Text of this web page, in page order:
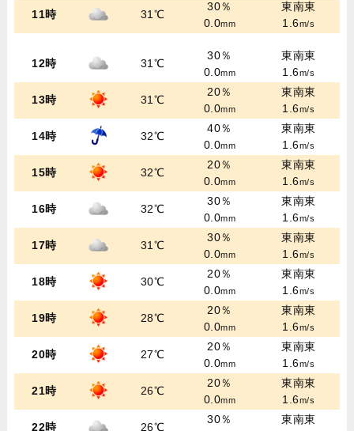
11時 31℃
30％
0.0mm
東南東
1.6m/s
12時 31℃
30％
0.0mm
東南東
1.6m/s
13時 31℃
20％
0.0mm
東南東
1.6m/s
14時 32℃
40％
0.0mm
東南東
1.6m/s
15時 32℃
20％
0.0mm
東南東
1.6m/s
16時 32℃
30％
0.0mm
東南東
1.6m/s
17時 31℃
30％
0.0mm
東南東
1.6m/s
18時 30℃
20％
0.0mm
東南東
1.6m/s
19時 28℃
20％
0.0mm
東南東
1.6m/s
20時 27℃
20％
0.0mm
東南東
1.6m/s
21時 26℃
20％
0.0mm
東南東
1.6m/s
22時 26℃
30％
東南東